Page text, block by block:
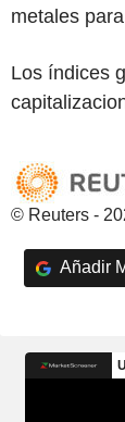
metales
Los índices
© Reuters -
Añadir